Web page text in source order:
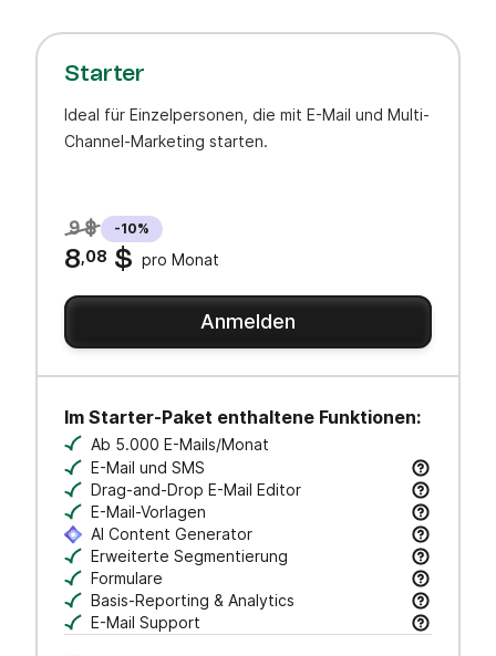
Starter
Ideal für Einzelpersonen, die mit E-Mail und Multi-
Channel-Marketing starten.
9 $ -10%
8 ,08 $ pro Monat
Anmelden
Im Starter-Paket enthaltene Funktionen:
Ab 5.000 E-Mails/Monat
E-Mail und SMS
E-Mail- & transaktionale Nachrichten
Drag-and-Drop E-Mail Editor
Professionelle E-Mails im Handumdrehen —
E-Mail-Vorlagen
Professionelle E-Mails im Handumdrehen —
AI Content Generator
Entwirf Betreffzeilen und E-Mail-Texte, passe
Erweiterte Segmentierung
Suche, speichere und organisiere deine
Formulare
Erstelle markenspezifische Formulare, um
Basis-Reporting & Analytics
Öffnungen & Klicks tracken – Kampagnenerfolg
E-Mail Support